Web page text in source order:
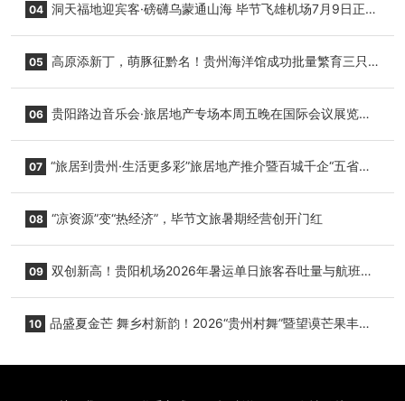
04 洞天福地迎宾客·磅礴乌蒙通山海 毕节飞雄机场7月9日正式
05 高原添新丁，萌豚征黔名！贵州海洋馆成功批量繁育三只
06 贵阳路边音乐会·旅居地产专场本周五晚在国际会议展览中
07 “旅居到贵州·生活更多彩”旅居地产推介暨百城千企“五省
08 “凉资源”变“热经济”，毕节文旅暑期经营创开门红
09 双创新高！贵阳机场2026年暑运单日旅客吞吐量与航班起
10 品盛夏金芒 舞乡村新韵！2026“贵州村舞”暨望谟芒果丰收